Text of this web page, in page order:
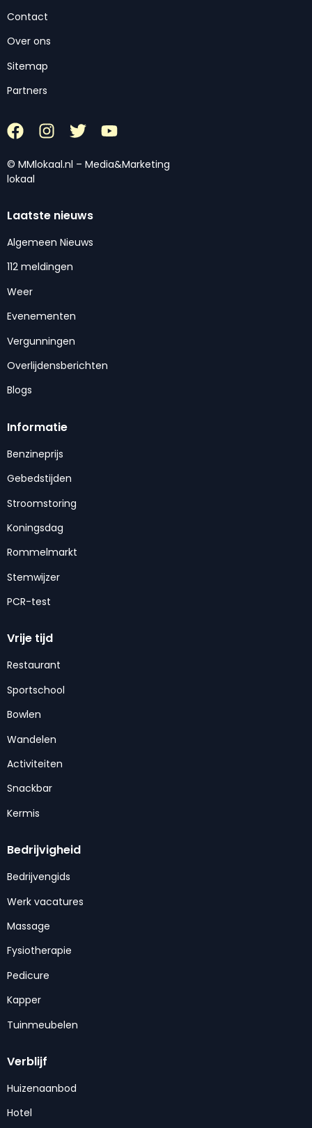
Contact
Over ons
Sitemap
Partners
© MMlokaal.nl – Media&Marketing
lokaal
Laatste nieuws
Algemeen Nieuws
112 meldingen
Weer
Evenementen
Vergunningen
Overlijdensberichten
Blogs
Informatie
Benzineprijs
Gebedstijden
Stroomstoring
Koningsdag
Rommelmarkt
Stemwijzer
PCR-test
Vrije tijd
Restaurant
Sportschool
Bowlen
Wandelen
Activiteiten
Snackbar
Kermis
Bedrijvigheid
Bedrijvengids
Werk vacatures
Massage
Fysiotherapie
Pedicure
Kapper
Tuinmeubelen
Verblijf
Huizenaanbod
Hotel